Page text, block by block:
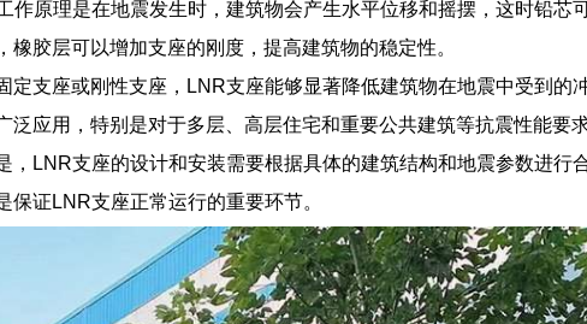
作原理是在地震发生时，建筑物会产生水平位移和摇摆，这时铅芯
橡胶层可以增加支座的刚度，提高建筑物的稳定性。
定支座或刚性支座，LNR支座能够显著降低建筑物在地震中受到的
泛应用，特别是对于多层、高层住宅和重要公共建筑等抗震性能要
，LNR支座的设计和安装需要根据具体的建筑结构和地震参数进行
保证LNR支座正常运行的重要环节。